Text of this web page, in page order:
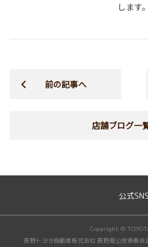
します。
前の記事へ
店舗ブログ一
公式SNS
Copyright ©
長野トヨタ自動車株式会社 長野県公安委員